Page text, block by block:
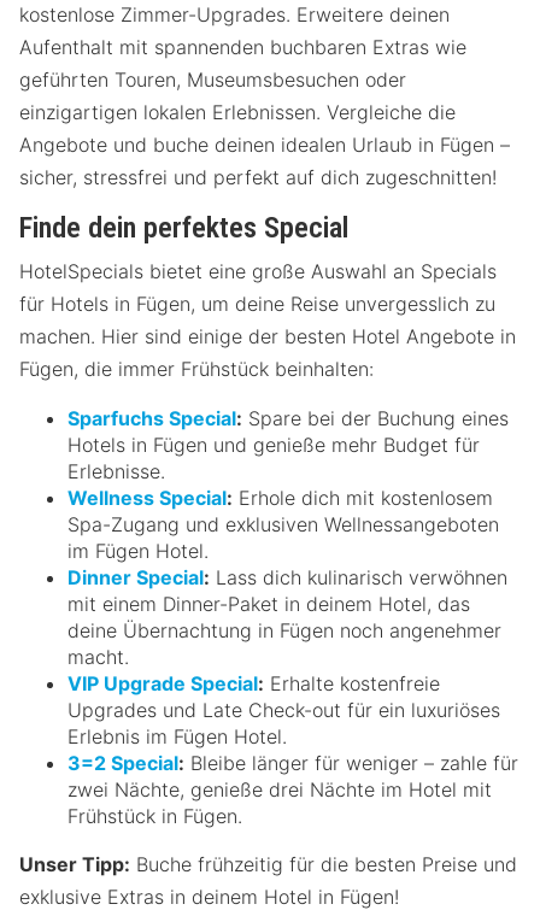
kostenlose Zimmer-Upgrades. Erweitere deinen
Aufenthalt mit spannenden buchbaren Extras wie
geführten Touren, Museumsbesuchen oder
einzigartigen lokalen Erlebnissen. Vergleiche die
Angebote und buche deinen idealen Urlaub in Fügen –
sicher, stressfrei und perfekt auf dich zugeschnitten!
Finde dein perfektes Special
HotelSpecials bietet eine große Auswahl an Specials
für Hotels in Fügen, um deine Reise unvergesslich zu
machen. Hier sind einige der besten Hotel Angebote in
Fügen, die immer Frühstück beinhalten:
Sparfuchs Special: Spare bei der Buchung eines
Hotels in Fügen und genieße mehr Budget für
Erlebnisse.
Wellness Special: Erhole dich mit kostenlosem
Spa-Zugang und exklusiven Wellnessangeboten
im Fügen Hotel.
Dinner Special: Lass dich kulinarisch verwöhnen
mit einem Dinner-Paket in deinem Hotel, das
deine Übernachtung in Fügen noch angenehmer
macht.
VIP Upgrade Special: Erhalte kostenfreie
Upgrades und Late Check-out für ein luxuriöses
Erlebnis im Fügen Hotel.
3=2 Special: Bleibe länger für weniger – zahle für
zwei Nächte, genieße drei Nächte im Hotel mit
Frühstück in Fügen.
Unser Tipp: Buche frühzeitig für die besten Preise und
exklusive Extras in deinem Hotel in Fügen!